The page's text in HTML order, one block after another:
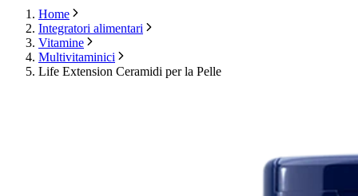
Home
Integratori alimentari
Vitamine
Multivitaminici
Life Extension Ceramidi per la Pelle